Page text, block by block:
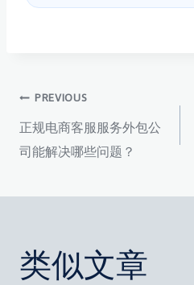
文
章
导
航
PREVIOUS
正规电商客服服务外包公
司能解决哪些问题？
类似文章